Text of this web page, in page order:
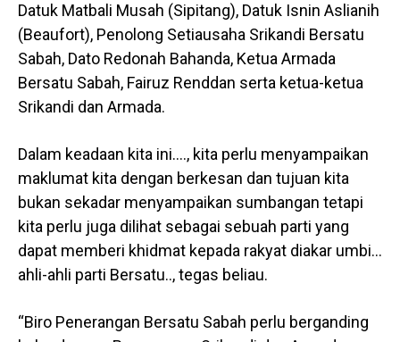
Datuk Matbali Musah (Sipitang), Datuk Isnin Aslianih
(Beaufort), Penolong Setiausaha Srikandi Bersatu
Sabah, Dato Redonah Bahanda, Ketua Armada
Bersatu Sabah, Fairuz Renddan serta ketua-ketua
Srikandi dan Armada.
Dalam keadaan kita ini…., kita perlu menyampaikan
maklumat kita dengan berkesan dan tujuan kita
bukan sekadar menyampaikan sumbangan tetapi
kita perlu juga dilihat sebagai sebuah parti yang
dapat memberi khidmat kepada rakyat diakar umbi…
ahli-ahli parti Bersatu.., tegas beliau.
“Biro Penerangan Bersatu Sabah perlu berganding